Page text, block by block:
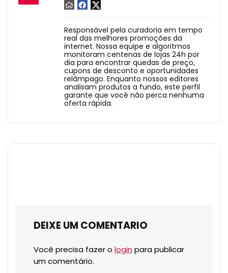
Responsável pela curadoria em tempo
real das melhores promoções da
internet. Nossa equipe e algoritmos
monitoram centenas de lojas 24h por
dia para encontrar quedas de preço,
cupons de desconto e oportunidades
relâmpago. Enquanto nossos editores
analisam produtos a fundo, este perfil
garante que você não perca nenhuma
oferta rápida.
DEIXE UM COMENTARIO
Você precisa fazer o login para publicar
um comentário.